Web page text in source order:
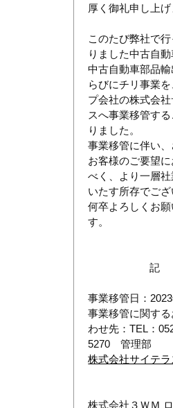
厚く御礼申し上げ
このたび弊社で
りました中古自
中古自動車部品
らびにチリ事業
プ会社の株式会社
スへ事業移管す
りました。
事業移管に伴い、
お客様のご要望
べく、より一層
いたす所存でござ
何卒よろしくお願
す。
記
事業移管日：
事業移管に関す
わせ先：TEL：
5270 管理部
株式会社サイテラ
株式会社３ＷＭ